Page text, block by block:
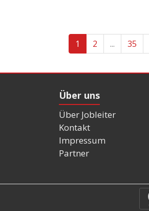
1 2 ... 35
Über uns
Über Jobleiter
Kontakt
Impressum
Partner